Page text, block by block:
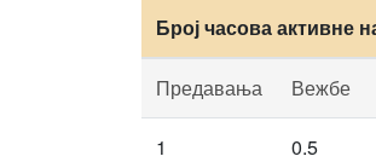
Број часова активне
Предавања Вежбе
1 0.5